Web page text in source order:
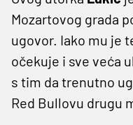
Mozartovog grada
ugovor. Iako mu je
očekuje i sve veća
s tim da trenutno
Red Bullovu drugu